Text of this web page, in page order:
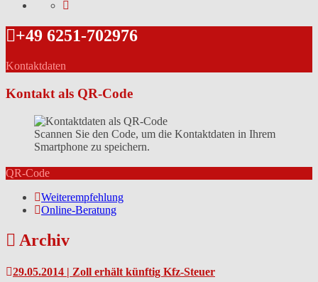
+49 6251-702976
Kontaktdaten
Kontakt als QR-Code
Scannen Sie den Code, um die Kontaktdaten in Ihrem
Smartphone zu speichern.
QR-Code
Weiterempfehlung
Online-Beratung
Archiv
29.05.2014 | Zoll erhält künftig Kfz-Steuer